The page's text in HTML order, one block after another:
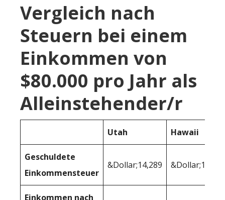
Vergleich nach
Steuern bei einem
Einkommen von
$80.000 pro Jahr als
Alleinstehender/r
Utah Hawaii
Geschuldete
Einkommensteuer
&Dollar;14,289 &Dollar;15,946
Einkommen nach